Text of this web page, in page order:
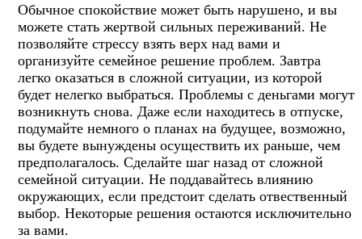
Обычное спокойствие может быть нарушено, и вы
можете стать жертвой сильных переживаний. Не
позволяйте стрессу взять верх над вами и
организуйте семейное решение проблем. Завтра
легко оказаться в сложной ситуации, из которой
будет нелегко выбраться. Проблемы с деньгами могут
возникнуть снова. Даже если находитесь в отпуске,
подумайте немного о планах на будущее, возможно,
вы будете вынуждены осуществить их раньше, чем
предполагалось. Сделайте шаг назад от сложной
семейной ситуации. Не поддавайтесь влиянию
окружающих, если предстоит сделать отвественный
выбор. Некоторые решения остаются исключительно
за вами.